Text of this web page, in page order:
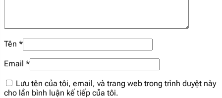
[popup_anything
id="1935"]
id="1938"]
62.1 mg
Tên *
Email *
Lưu tên của tôi, email, và trang web trong trình duyệt này
cho lần bình luận kế tiếp của tôi.